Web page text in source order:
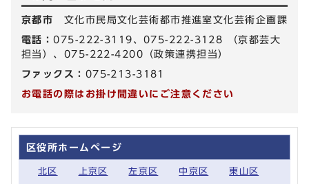
京都市 文化市民局文化芸術都市推進室文化芸術企画課
電話：075-222-3119、075-222-3128 （京都芸大
担当）、075-222-4200（政策連携担当）
ファックス： 075-213-3181
お電話の際はお掛け間違いにご注意ください
区役所ホームページ
北区 上京区 左京区 中京区 東山区